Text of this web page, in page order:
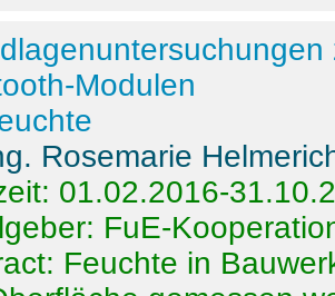
Modulen
Rosemarie
01.02.2016-
FuE-
Feuchte in